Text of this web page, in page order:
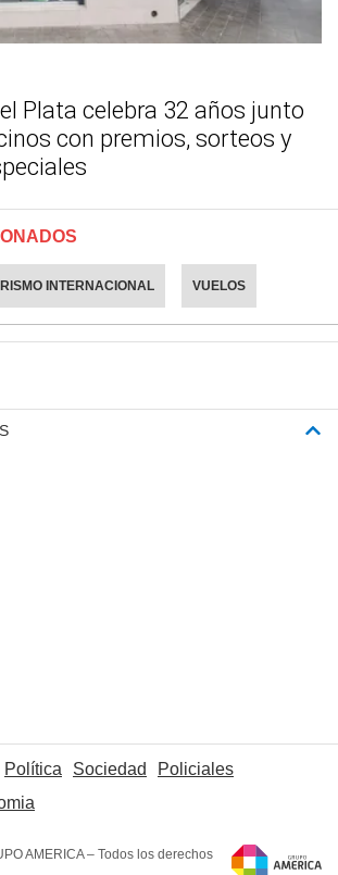
Plata celebra 32 años junto
con premios, sorteos y
INTERNACIONAL VUELOS
Política Sociedad
Policiales
AMERICA – Todos los derechos